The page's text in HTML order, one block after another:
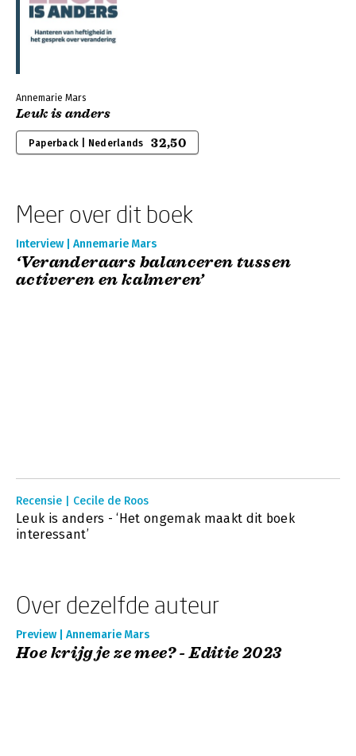
Annemarie Mars
Leuk is anders
Paperback | Nederlands 32,50
Meer over dit boek
Interview | Annemarie Mars
‘Veranderaars balanceren tussen
activeren en kalmeren’
Recensie | Cecile de Roos
Leuk is anders - ‘Het ongemak maakt dit boek
interessant’
Over dezelfde auteur
Preview | Annemarie Mars
Hoe krijg je ze mee? - Editie 2023